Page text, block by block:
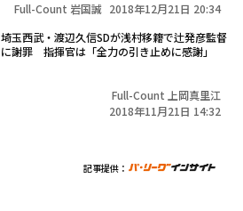
Full-Count 岩国誠 2018年12月21日 20:34
埼玉西武・渡辺久信SDが浅村移籍で辻発彦監督
に謝罪 指揮官は「全力の引き止めに感謝」
Full-Count 上岡真里江
2018年11月21日 14:32
記事提供：